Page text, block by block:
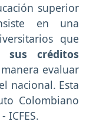
superior
en una
que
sus créditos
evaluar
nacional. Esta
Colombiano
ICFES.